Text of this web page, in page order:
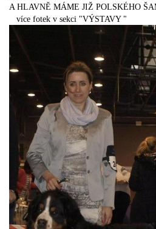
A HLAVNĚ MÁME JIŽ
více fotek v sekci "VÝSTAVY "